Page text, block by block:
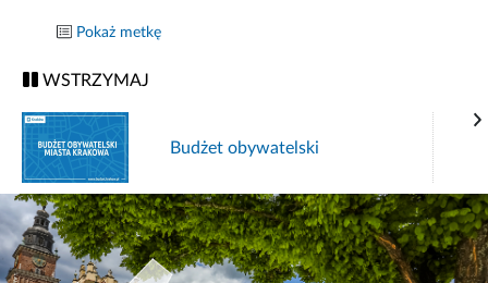
Pokaż metkę
WSTRZYMAJ
Budżet obywatelski